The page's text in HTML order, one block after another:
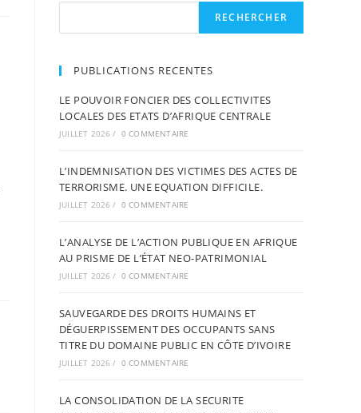
RECHERCHER
PUBLICATIONS RECENTES
LE POUVOIR FONCIER DES COLLECTIVITES
LOCALES DES ETATS D’AFRIQUE CENTRALE
JUILLET 2026 / 0 COMMENTAIRE
L’INDEMNISATION DES VICTIMES DES ACTES DE
TERRORISME. UNE EQUATION DIFFICILE.
JUILLET 2026 / 0 COMMENTAIRE
L’ANALYSE DE L’ACTION PUBLIQUE EN AFRIQUE
AU PRISME DE L’ÉTAT NEO-PATRIMONIAL
JUILLET 2026 / 0 COMMENTAIRE
SAUVEGARDE DES DROITS HUMAINS ET
DÉGUERPISSEMENT DES OCCUPANTS SANS
TITRE DU DOMAINE PUBLIC EN CÔTE D’IVOIRE
JUILLET 2026 / 0 COMMENTAIRE
LA CONSOLIDATION DE LA SECURITE